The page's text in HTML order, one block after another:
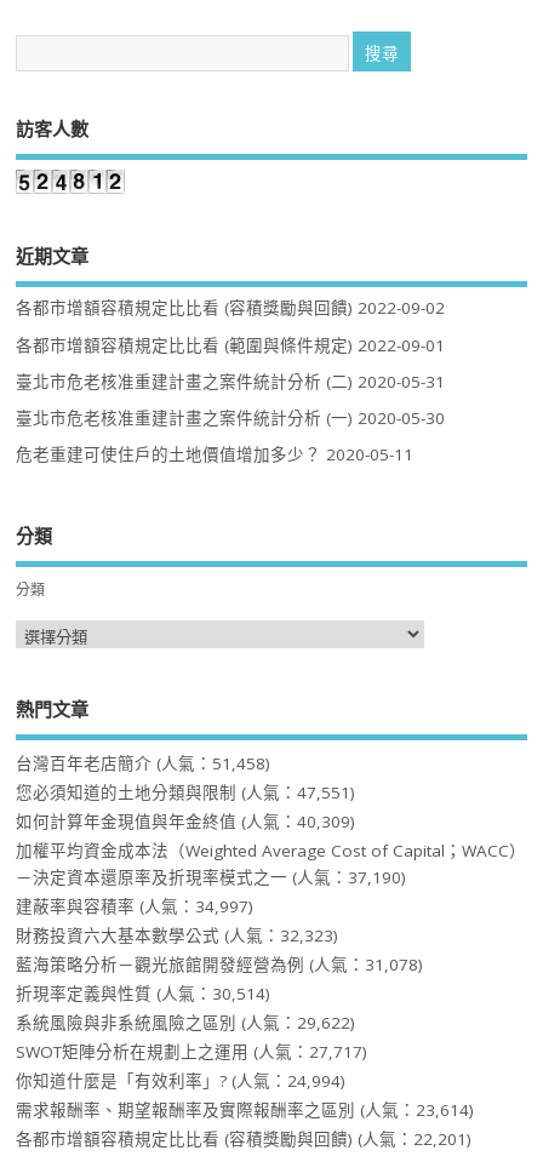
訪客人數
近期文章
各都市增額容積規定比比看 (容積獎勵與回饋) 2022-09-02
各都市增額容積規定比比看 (範圍與條件規定) 2022-09-01
臺北市危老核准重建計畫之案件統計分析 (二) 2020-05-31
臺北市危老核准重建計畫之案件統計分析 (一) 2020-05-30
危老重建可使住戶的土地價值增加多少？ 2020-05-11
分類
分類
熱門文章
台灣百年老店簡介 (人氣：51,458)
您必須知道的土地分類與限制 (人氣：47,551)
如何計算年金現值與年金終值 (人氣：40,309)
加權平均資金成本法（Weighted Average Cost of Capital；WACC）
－決定資本還原率及折現率模式之一 (人氣：37,190)
建蔽率與容積率 (人氣：34,997)
財務投資六大基本數學公式 (人氣：32,323)
藍海策略分析－觀光旅館開發經營為例 (人氣：31,078)
折現率定義與性質 (人氣：30,514)
系統風險與非系統風險之區別 (人氣：29,622)
SWOT矩陣分析在規劃上之運用 (人氣：27,717)
你知道什麼是「有效利率」? (人氣：24,994)
需求報酬率、期望報酬率及實際報酬率之區別 (人氣：23,614)
各都市增額容積規定比比看 (容積獎勵與回饋) (人氣：22,201)